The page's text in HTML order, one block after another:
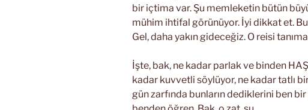
bir içtima var. Şu memleketin bütün
mühim ihtifal görünüyor. İyi dikkat et.
Gel, daha yakın gideceğiz. O reisi
İşte, bak, ne kadar parlak ve binden
kadar kuvvetli söylüyor, ne kadar tatlı
gün zarfında bunların dediklerini ben